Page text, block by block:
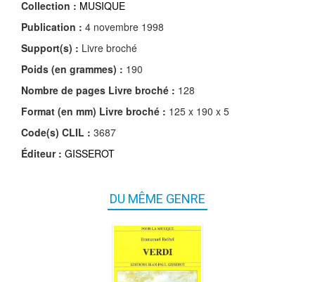
Collection : MUSIQUE
Publication : 4 novembre 1998
Support(s) : Livre broché
Poids (en grammes) : 190
Nombre de pages Livre broché : 128
Format (en mm) Livre broché : 125 x 190 x 5
Code(s) CLIL : 3687
Éditeur : GISSEROT
DU MÊME GENRE